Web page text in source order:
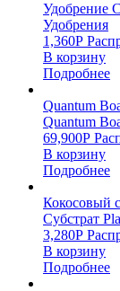
Удобрение
Удобрения
1,360Р
В корзину
Подробнее
Quantum
Quantum
69,900Р
В корзину
Подробнее
Кокосовый
Субстрат
3,280Р
В корзину
Подробнее